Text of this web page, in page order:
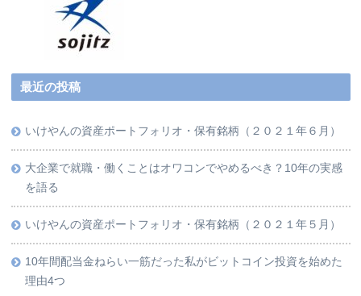
最近の投稿
いけやんの資産ポートフォリオ・保有銘柄（２０２１年６月）
大企業で就職・働くことはオワコンでやめるべき？10年の実感
を語る
いけやんの資産ポートフォリオ・保有銘柄（２０２１年５月）
10年間配当金ねらい一筋だった私がビットコイン投資を始めた
理由4つ